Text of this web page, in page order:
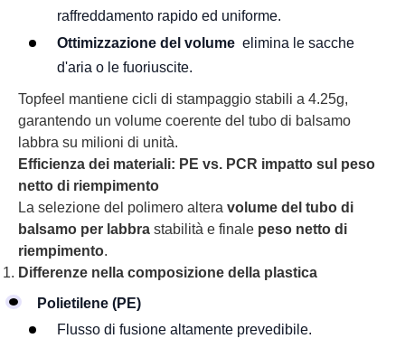
raffreddamento rapido ed uniforme.
Ottimizzazione del volume elimina le sacche
d'aria o le fuoriuscite.
Topfeel mantiene cicli di stampaggio stabili a 4.25g,
garantendo un volume coerente del tubo di balsamo
labbra su milioni di unità.
Efficienza dei materiali: PE vs. PCR impatto sul peso
netto di riempimento
La selezione del polimero altera volume del tubo di
balsamo per labbra stabilità e finale peso netto di
riempimento.
Differenze nella composizione della plastica
Polietilene (PE)
Flusso di fusione altamente prevedibile.